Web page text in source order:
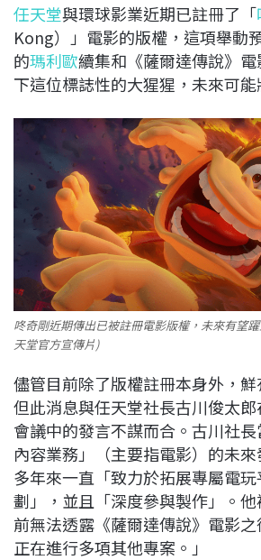
b
o
o
k
a
d
s
e
d
I
n
L
i
n
k
任天堂與環球影業近期已註冊了「
Kong）」電影的版權，這項舉動
的瑪利歐續集和《薩爾達傳說》
下這位標誌性的大猩猩，未來可能
咚奇剛近期傳出已被註冊電影版權，未來有望
天堂官方宣傳片)
儘管目前除了版權註冊本身外，鮮
但此消息與任天堂社長古川俊太
會議中的發言不謀而合。古川社
內容業務」（主要指電影）的未
多年來一直「致力於拓展專屬電
劃」，並且「深度參與製作」。
前無法透露《薩爾達傳說》電影
正在進行多項其他專案。」